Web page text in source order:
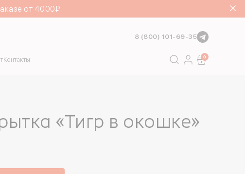
от 4000₽
8 (800) 101-69-35
Поиск
Контакты 0
«Тигр в окошке»